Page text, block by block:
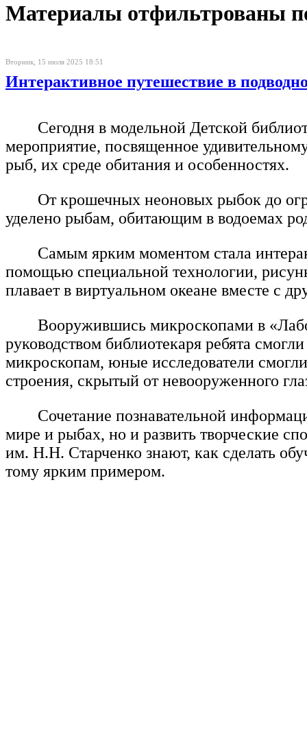
Материалы отфильтрованы
Вторник, 15 июля 2025 18:51
Интерактивное путешествие в
Сегодня в модельной Детской
мероприятие, посвященное
рыб, их среде обитания и особенностях.
От крошечных неоновых рыбок до
уделено рыбам, обитающим в водоемах
Самым ярким моментом стала
помощью специальной технологии,
плавает в виртуальном океане вместе с
Вооружившись микроскопами в
руководством библиотекаря ребята
микроскопам, юные исследователи
строения, скрытый от невооруженного
Сочетание познавательной
мире и рыбах, но и развить творческие
им. Н.Н. Старченко знают, как сделать
тому ярким примером.